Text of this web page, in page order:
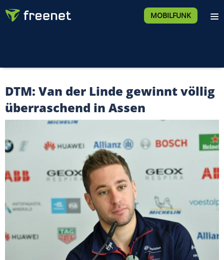
MOBILFUNK
DTM: Van der Linde gewinnt völlig
überraschend in Assen